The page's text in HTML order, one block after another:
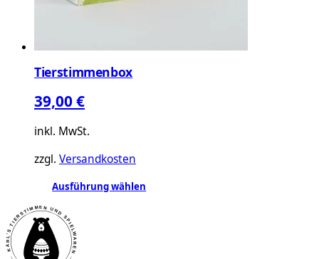
Tierstimmenbox
39,00€
inkl. MwSt.
zzgl. Versandkosten
Ausführung wählen